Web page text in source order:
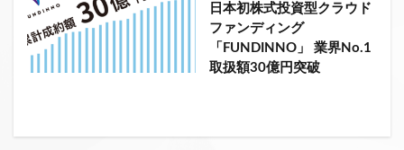
日本初株式投資型クラウド
ファンディング
「FUNDINNO」 業界No.1
取扱額30億円突破